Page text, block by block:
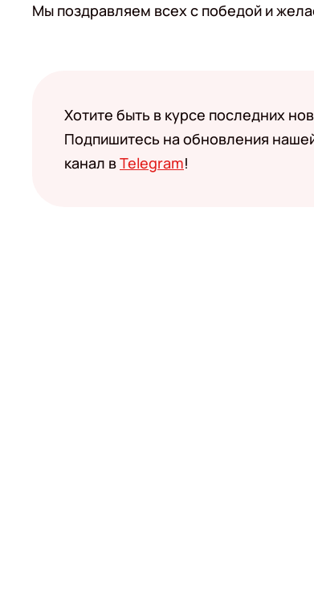
Мы поздравляем всех с победой и
Хотите быть в курсе последних
Подпишитесь на обновления
канал вTelegram!